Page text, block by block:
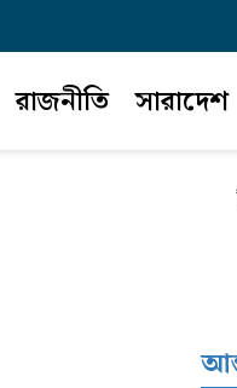
রাজনীতি সারাদেশ